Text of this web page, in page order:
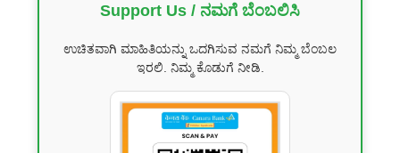
Support Us / ನಮಗೆ ಬೆಂಬಲಿಸಿ
ಉಚಿತವಾಗಿ ಮಾಹಿತಿಯನ್ನು ಒದಗಿಸುವ ನಮಗೆ ನಿಮ್ಮ ಬೆಂಬಲ
ಇರಲಿ. ನಿಮ್ಮ ಕೊಡುಗೆ ನೀಡಿ.